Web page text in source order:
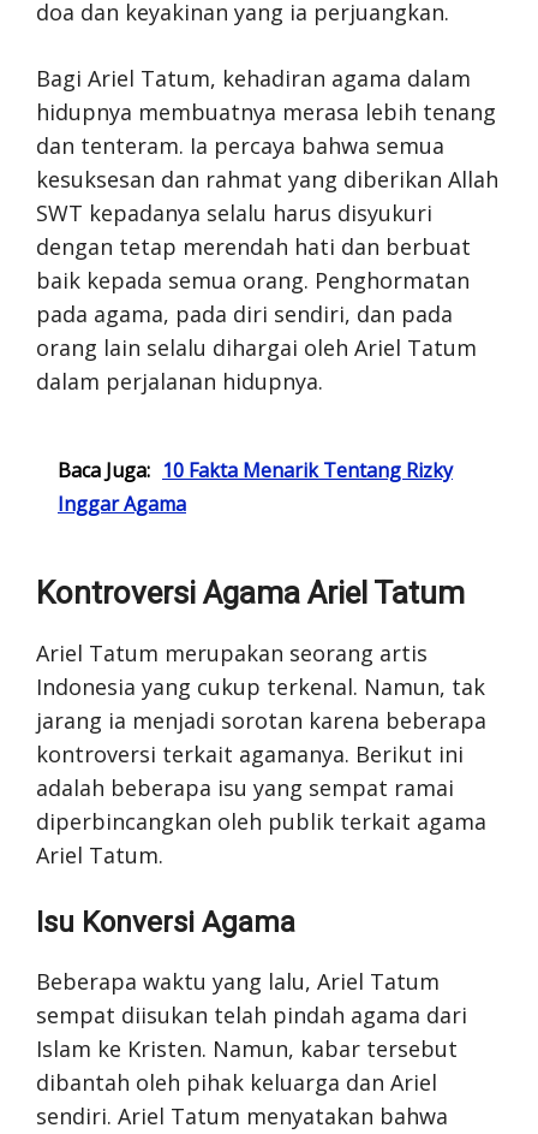
doa dan keyakinan yang ia perjuangkan.
Bagi Ariel Tatum, kehadiran agama dalam
hidupnya membuatnya merasa lebih tenang
dan tenteram. Ia percaya bahwa semua
kesuksesan dan rahmat yang diberikan Allah
SWT kepadanya selalu harus disyukuri
dengan tetap merendah hati dan berbuat
baik kepada semua orang. Penghormatan
pada agama, pada diri sendiri, dan pada
orang lain selalu dihargai oleh Ariel Tatum
dalam perjalanan hidupnya.
Baca Juga: 10 Fakta Menarik Tentang Rizky
Inggar Agama
Kontroversi Agama Ariel Tatum
Ariel Tatum merupakan seorang artis
Indonesia yang cukup terkenal. Namun, tak
jarang ia menjadi sorotan karena beberapa
kontroversi terkait agamanya. Berikut ini
adalah beberapa isu yang sempat ramai
diperbincangkan oleh publik terkait agama
Ariel Tatum.
Isu Konversi Agama
Beberapa waktu yang lalu, Ariel Tatum
sempat diisukan telah pindah agama dari
Islam ke Kristen. Namun, kabar tersebut
dibantah oleh pihak keluarga dan Ariel
sendiri. Ariel Tatum menyatakan bahwa